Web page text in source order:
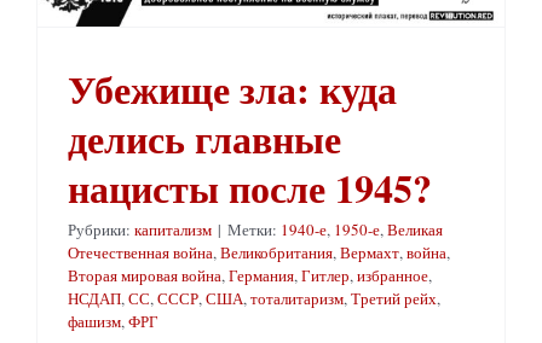
Убежище зла: куда
делись главные
нацисты после 1945?
Рубрики: капитализм | Метки: 1940-е, 1950-е,Великая
Отечественная война,Великобритания,Вермахт,война,
Вторая мировая война,Германия,Гитлер,избранное,
НСДАП,СС,СССР,США,тоталитаризм,Третий рейх,
фашизм,ФРГ